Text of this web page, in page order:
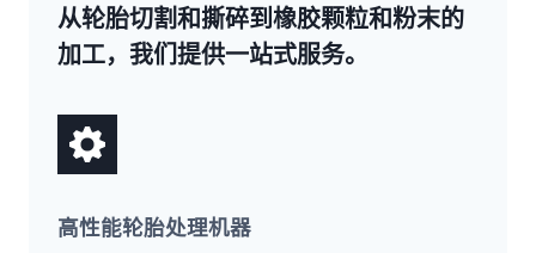
从轮胎切割和撕碎到橡胶颗粒和粉末的
加工，我们提供一站式服务。
高性能轮胎处理机器